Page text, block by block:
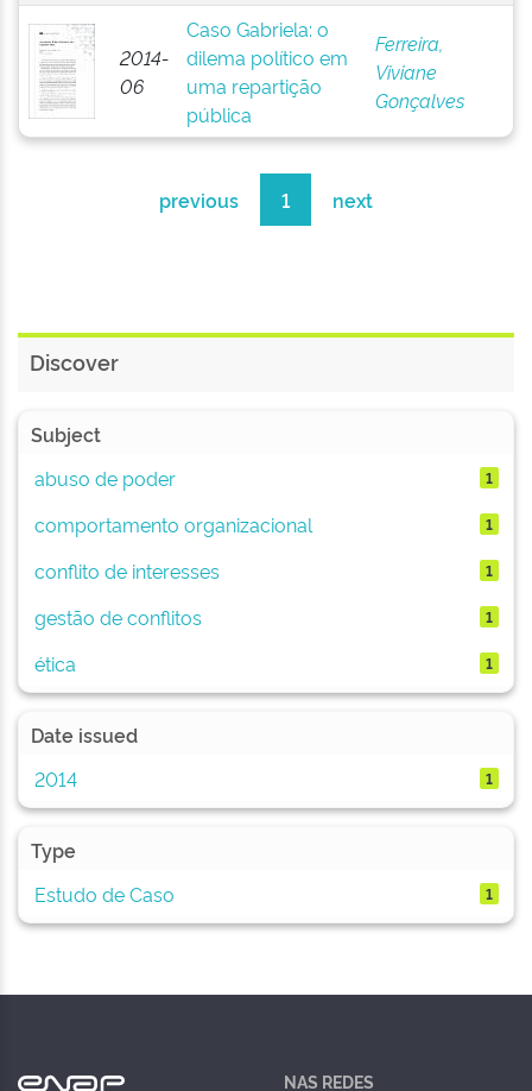
2014-
06
Caso Gabriela: o
dilema político em
uma repartição
pública
Ferreira,
Viviane
Gonçalves
previous 1 next
Discover
Subject
abuso de poder
1
comportamento organizacional 1
conflito de interesses 1
gestão de conflitos 1
ética 1
Date issued
2014
1
Type
Estudo de Caso
1
NAS REDES